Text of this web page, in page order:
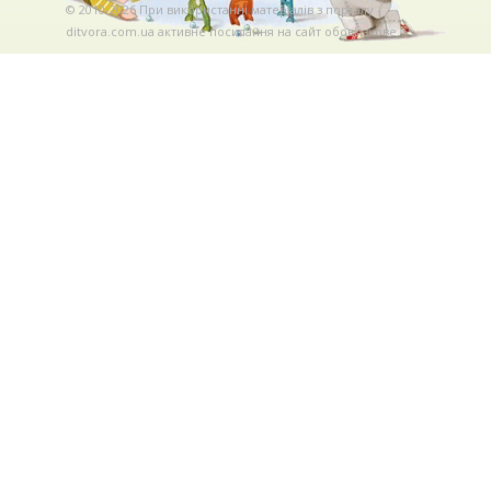
© 2010-2026 При використаннi матерiалiв з порталу
ditvora.com.ua активне посилання на сайт обов'язкове. .